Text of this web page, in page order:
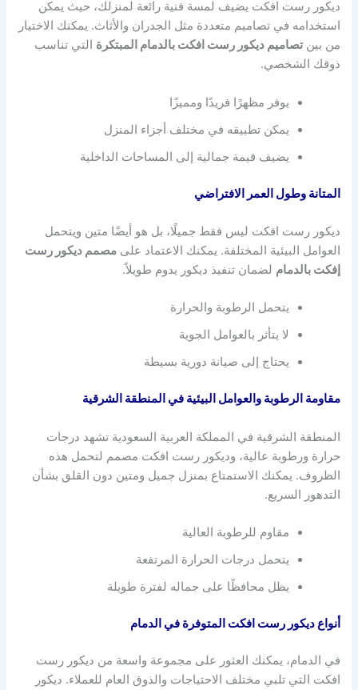
ديكور رست افكت يضيف لمسة فنية رائعة لمنزلك، حيث يمكن
استخدامه في تصاميم متعددة مثل الجدران والأثاث. يمكنك الاختيار
من بينتصاميم ديكور رست افكت بالدمام المبتكرة التي تناسب
ذوقك الشخصي.
يوفر مظهرًا فريدًا ومميزًا
يمكن تطبيقه في مختلف أجزاء المنزل
يضيف قيمة جمالية إلى المساحات الداخلية
المتانة وطول العمر الافتراضي
ديكور رست افكت ليس فقط جميلًا، بل هو أيضًا متين ويتحمل
العوامل البيئية المختلفة. يمكنك الاعتماد علىمصمم ديكور رست
إفكت بالدمام لضمان تنفيذ ديكور يدوم طويلاً.
يتحمل الرطوبة والحرارة
لا يتأثر بالعوامل الجوية
يحتاج إلى صيانة دورية بسيطة
مقاومة الرطوبة والعوامل البيئية في المنطقة الشرقية
المنطقة الشرقية في المملكة العربية السعودية تشهد درجات
حرارة ورطوبة عالية، وديكور رست افكت مصمم لتحمل هذه
الظروف. يمكنك الاستمتاع بمنزل جميل ومتين دون القلق بشأن
التدهور السريع.
مقاوم للرطوبة العالية
يتحمل درجات الحرارة المرتفعة
يظل محافظًا على جماله لفترة طويلة
أنواع ديكور رست افكت المتوفرة في الدمام
في الدمام، يمكنك العثور على مجموعة واسعة من ديكور رست
افكت التي تلبي مختلف الاحتياجات والذوق العام للعملاء. ديكور